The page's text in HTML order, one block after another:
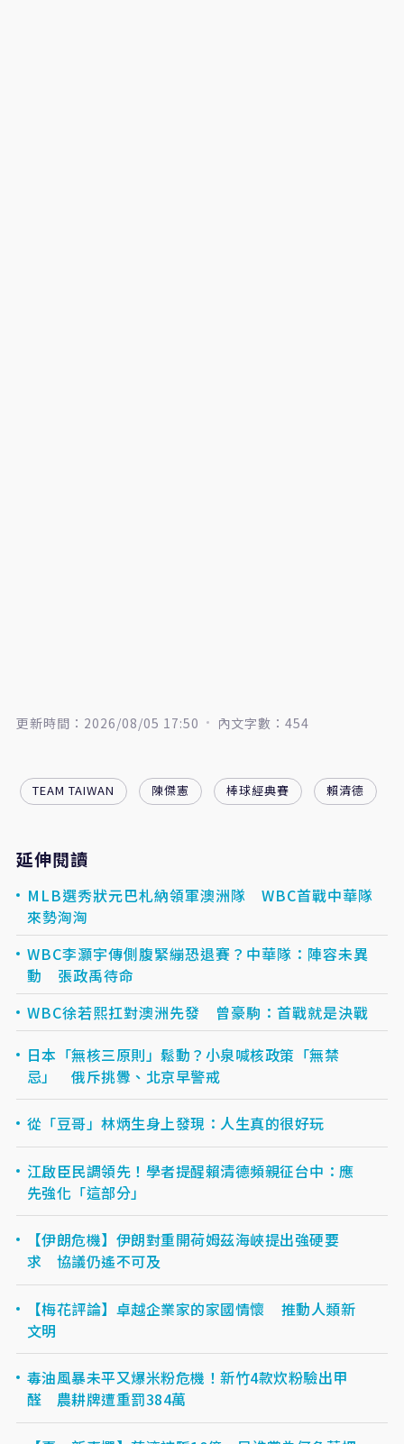
更新時間：2026/08/05 17:50 內文字數：454
TEAM TAIWAN 陳傑憲 棒球經典賽 賴清德
延伸閱讀
MLB選秀狀元巴札納領軍澳洲隊 WBC首戰中華隊
來勢洶洶
WBC李灝宇傳側腹緊繃恐退賽？中華隊：陣容未異
動 張政禹待命
WBC徐若熙扛對澳洲先發 曾豪駒：首戰就是決戰
日本「無核三原則」鬆動？小泉喊核政策「無禁
忌」 俄斥挑釁、北京早警戒
從「豆哥」林炳生身上發現：人生真的很好玩
江啟臣民調領先！學者提醒賴清德頻親征台中：應
先強化「這部分」
【伊朗危機】伊朗對重開荷姆茲海峽提出強硬要
求 協議仍遙不可及
【梅花評論】卓越企業家的家國情懷 推動人類新
文明
毒油風暴未平又爆米粉危機！新竹4款炊粉驗出甲
醛 農耕牌遭重罰384萬